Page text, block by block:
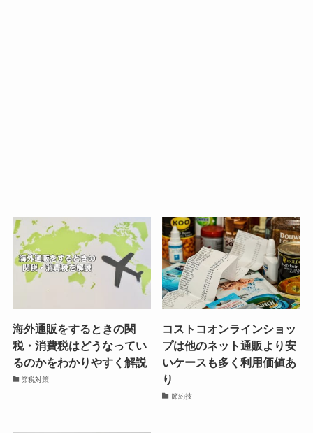
海外通販をするときの関
税・消費税はどうなってい
るのかをわかりやすく解説
節税対策
コストコオンラインショッ
プは他のネット通販より安
いケースも多く利用価値あ
り
節約技